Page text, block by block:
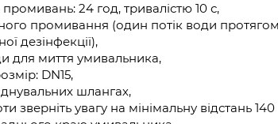
промивань: 24 год, тривалістю 10 с,
промивання (один потік води
дезінфекції),
для миття умивальника,
DN15,
шлангах,
зверніть увагу на мінімальну відстань